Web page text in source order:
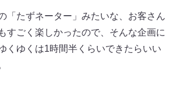
「たずネーター」みたいな、お客さん
すごく楽しかったので、そんな企画に
くゆくは1時間半くらいできたらいい